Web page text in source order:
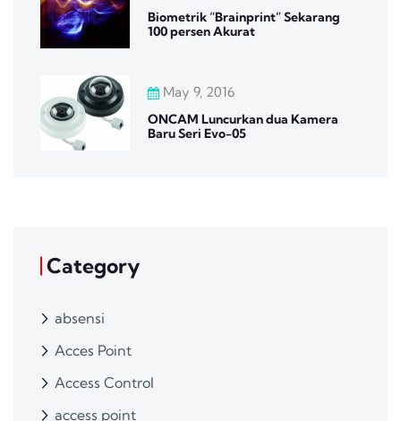
Biometrik “Brainprint” Sekarang
100 persen Akurat
May 9, 2016
ONCAM Luncurkan dua Kamera
Baru Seri Evo-05
Category
absensi
Acces Point
Access Control
access point